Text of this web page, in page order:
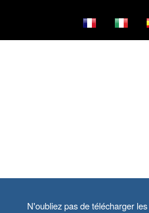
N'oubliez pas de télécharger les